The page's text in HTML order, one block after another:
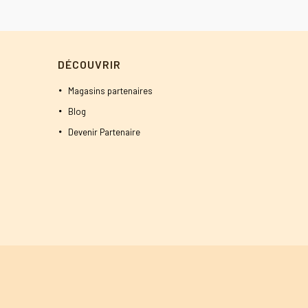
DÉCOUVRIR
Magasins partenaires
Blog
Devenir Partenaire